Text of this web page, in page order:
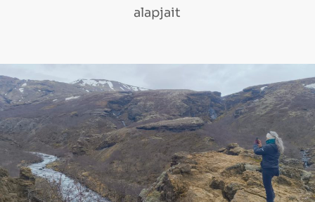
alapjait